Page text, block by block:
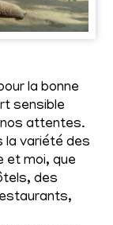
la bonne
sensible
attentes.
la variété des
et moi, que
des